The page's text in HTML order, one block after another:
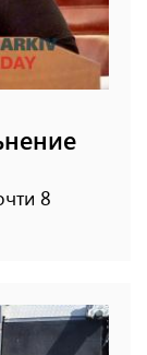
8